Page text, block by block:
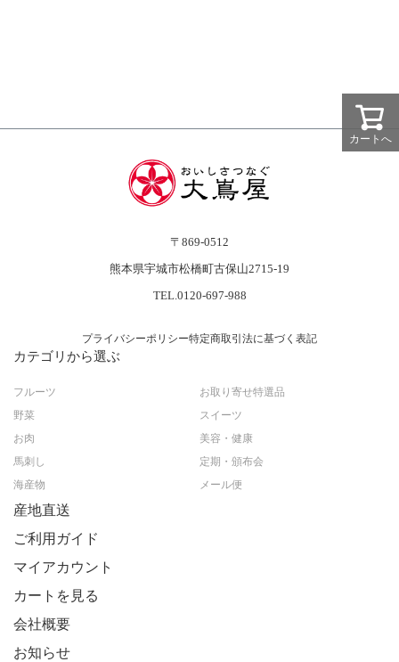
カートへ
〒869-0512
熊本県宇城市松橋町古保山2715-19
TEL.0120-697-988
プライバシーポリシー特定商取引法に基づく表記
カテゴリから選ぶ
フルーツ
野菜
お肉
馬刺し
海産物
お取り寄せ特選品
スイーツ
美容・健康
定期・頒布会
メール便
産地直送
ご利用ガイド
マイアカウント
カートを見る
会社概要
お知らせ